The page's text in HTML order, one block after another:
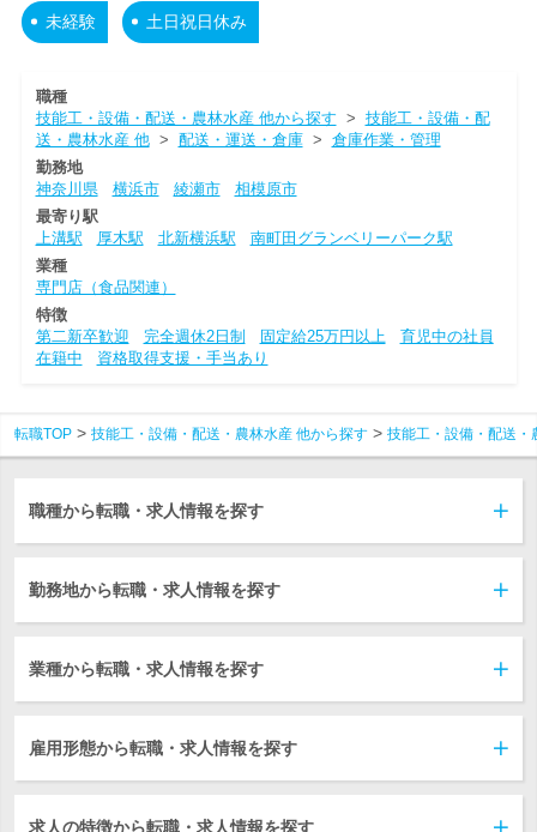
未経験 土日祝日休み
職種
技能工・設備・配送・農林水産 他から探す > 技能工・設備・配
送・農林水産 他> 配送・運送・倉庫> 倉庫作業・管理
勤務地
神奈川県
横浜市 綾瀬市
相模原市
最寄り駅
上溝駅
厚木駅 北新横浜駅
南町田グランベリーパーク駅
業種
専門店（食品関連）
特徴
第二新卒歓迎
完全週休2日制 固定給25万円以上
育児中の社員
在籍中
資格取得支援・手当あり
転職TOP 技能工・設備・配送・農林水産 他から探す 技能工・設備・配送・
職種から転職・求人情報を探す
勤務地から転職・求人情報を探す
業種から転職・求人情報を探す
雇用形態から転職・求人情報を探す
求人の特徴から転職・求人情報を探す